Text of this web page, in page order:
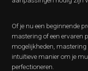
Of je nu een beginnende
mastering of een ervaren
mogelijkheden,
intuïtieve manier om je
perfectioneren.